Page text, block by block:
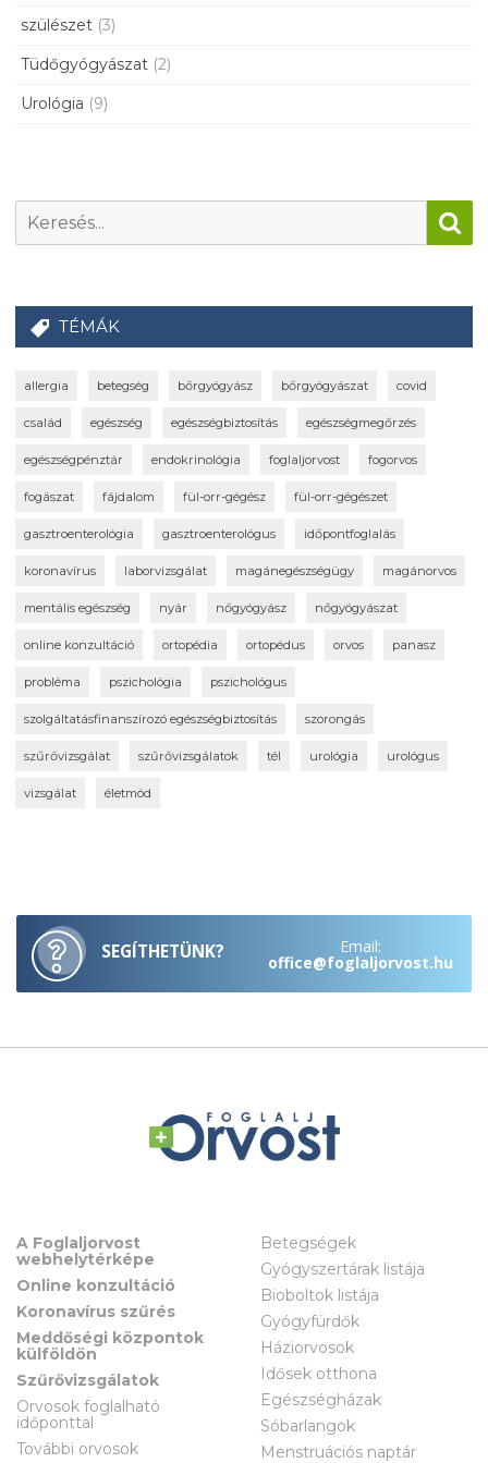
szülészet (3)
Tüdőgyógyászat (2)
Urológia (9)
TÉMÁK
allergia betegség bőrgyógyász bőrgyógyászat covid
család egészség egészségbiztosítás egészségmegőrzés
egészségpénztár endokrinológia foglaljorvost fogorvos
fogászat fájdalom fül-orr-gégész fül-orr-gégészet
gasztroenterológia gasztroenterológus időpontfoglalás
koronavírus laborvizsgálat magánegészségügy magánorvos
mentális egészség nyár nőgyógyász nőgyógyászat
online konzultáció ortopédia ortopédus orvos panasz
probléma pszichológia pszichológus
szolgáltatásfinanszírozó egészségbiztosítás szorongás
szűrővizsgálat szűrővizsgálatok tél urológia urológus
vizsgálat életmód
SEGÍTHETÜNK? Email:
office@foglaljorvost.hu
A Foglaljorvost
webhelytérképe
Online konzultáció
Koronavírus szűrés
Meddőségi központok
külföldön
Szűrővizsgálatok
Orvosok foglalható
időponttal
További orvosok
Betegségek
Gyógyszertárak listája
Bioboltok listája
Gyógyfürdők
Háziorvosok
Idősek otthona
Egészségházak
Sóbarlangok
Menstruációs naptár